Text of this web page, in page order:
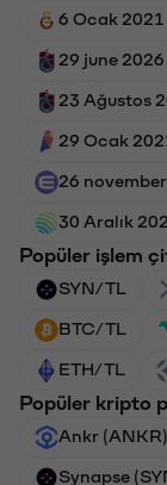
6 Ocak
29 june
23 Ağustos
29 Ocak
26
30 Aralık
Popüler işlem
SYN/TL
BTC/TL
ETH/TL
Popüler kripto
Ankr (ANKR)
Synapse